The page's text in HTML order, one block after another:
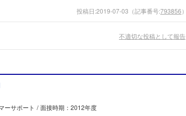
投稿日:2019-07-03 （記事番号:793856）
不適切な投稿として報告
ーサポート 面接時期：2012年度